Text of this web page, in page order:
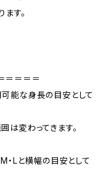
す。
＝＝＝＝
能な身長の目安として
は変わってきます。
・Lと横幅の目安として